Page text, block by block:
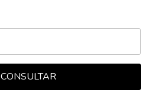
CONSULTAR